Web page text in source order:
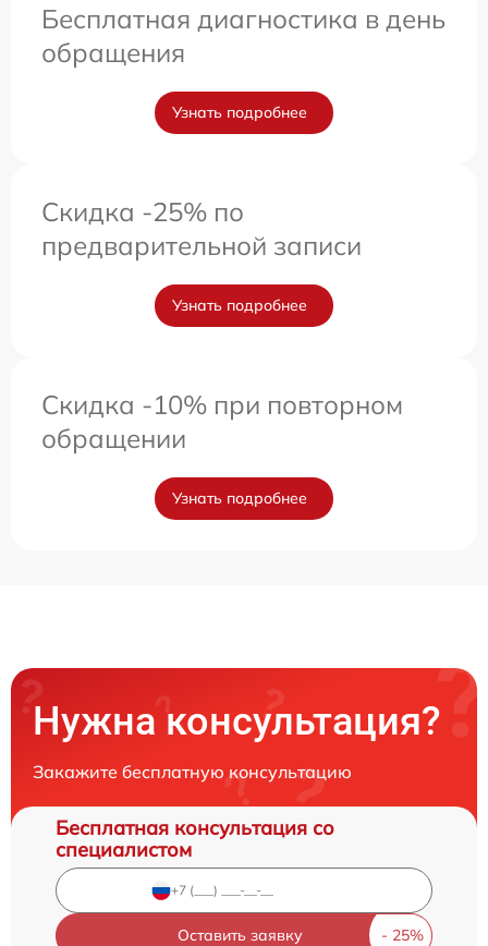
Бесплатная диагностика в день
обращения
Узнать подробнее
Скидка -25% по
предварительной записи
Узнать подробнее
Скидка -10% при повторном
обращении
Узнать подробнее
Нужна консультация?
Закажите бесплатную консультацию
Бесплатная консультация со
специалистом
Оставить заявку